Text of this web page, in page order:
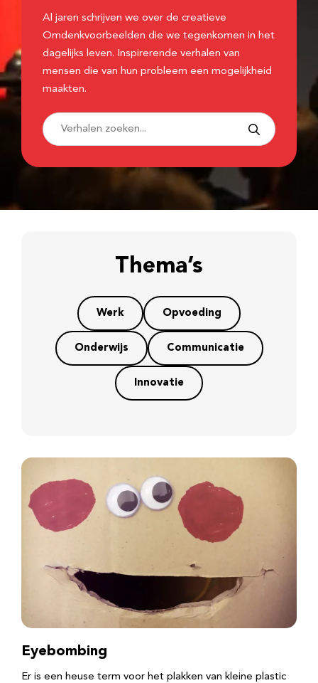
Al jaren schrijven we over de creatieve
Omdenkvoorbeelden die we tegenkomen in het
dagelijks leven. Inspirerende verhalen van
mensen die van hun probleem een mogelijkheid
maakten.
Thema’s
Werk Opvoeding
Onderwijs Communicatie
Innovatie
Eyebombing
Er is een heuse term voor het plakken van kleine plastic